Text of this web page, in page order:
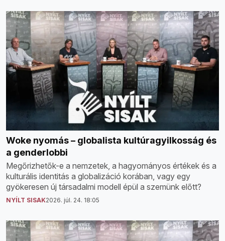
Woke nyomás – globalista kultúragyilkosság és
a genderlobbi
Megőrizhetők-e a nemzetek, a hagyományos értékek és a
kulturális identitás a globalizáció korában, vagy egy
gyökeresen új társadalmi modell épül a szemünk előtt?
NYÍLT SISAK2026. júl. 24. 18:05